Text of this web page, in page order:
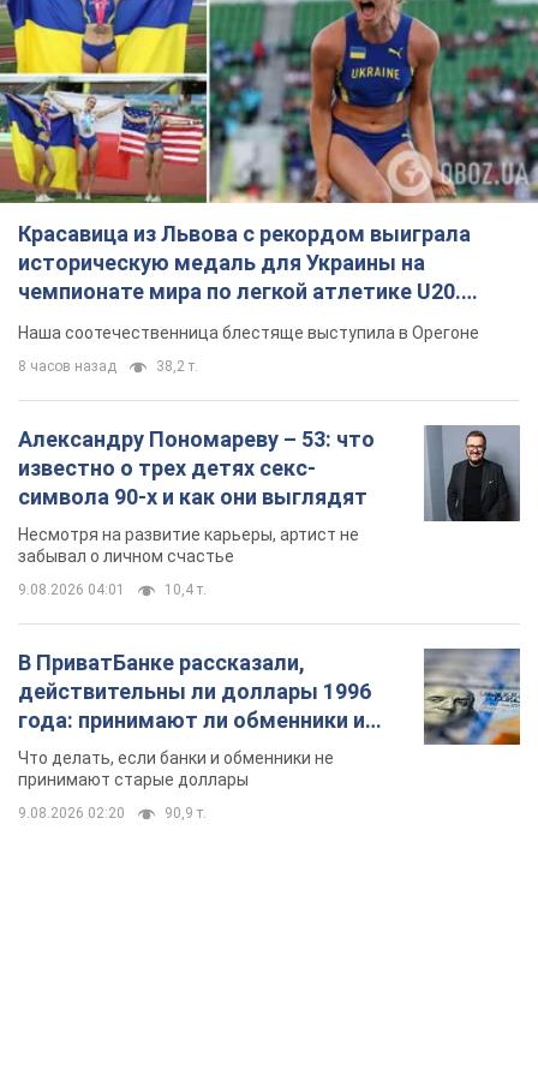
Красавица из Львова с рекордом выиграла
историческую медаль для Украины на
чемпионате мира по легкой атлетике U20.
Видео
Наша соотечественница блестяще выступила в Орегоне
8 часов назад 38,2 т.
Александру Пономареву – 53: что
известно о трех детях секс-
символа 90-х и как они выглядят
Несмотря на развитие карьеры, артист не
забывал о личном счастье
9.08.2026 04:01 10,4 т.
В ПриватБанке рассказали,
действительны ли доллары 1996
года: принимают ли обменники и
банки такие купюры
Что делать, если банки и обменники не
принимают старые доллары
9.08.2026 02:20 90,9 т.